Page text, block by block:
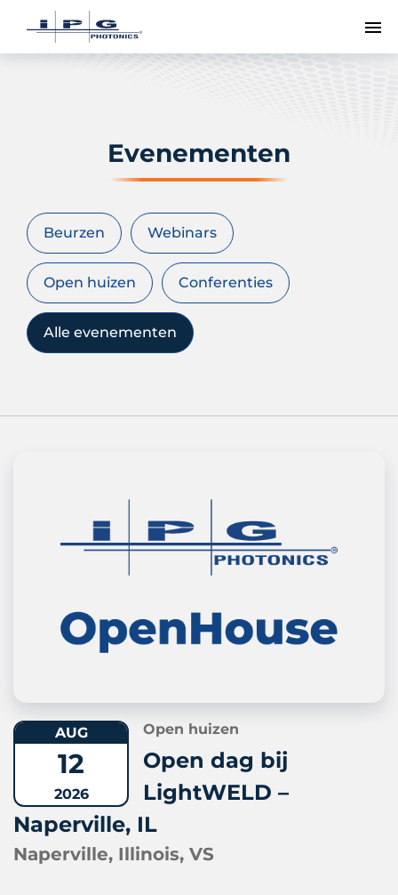
Evenementen
Beurzen Webinars
Open huizen Conferenties
Alle evenementen
AUG
12
2026
Open huizen
Open dag bij
LightWELD –
Naperville, IL
Naperville, Illinois, VS